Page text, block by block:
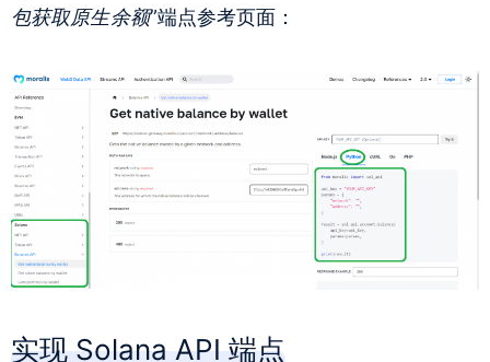
包获取原生余额”端点参考页面：
实现 Solana API 端点